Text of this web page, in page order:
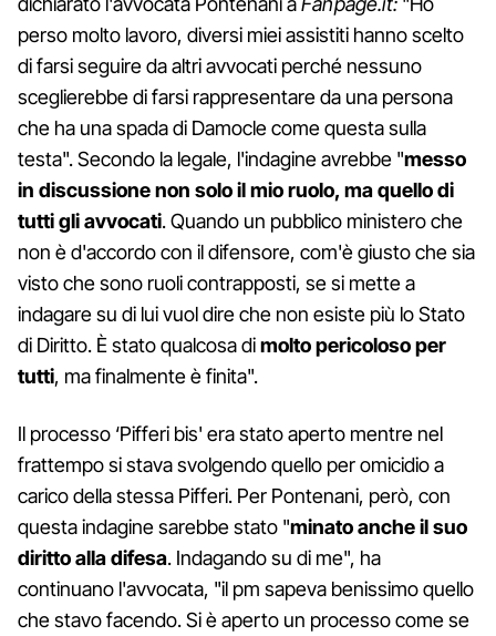
perso molto lavoro, diversi miei assistiti hanno scelto
di farsi seguire da altri avvocati perché nessuno
sceglierebbe di farsi rappresentare da una persona
che ha una spada di Damocle come questa sulla
testa". Secondo la legale, l'indagine avrebbe "messo
in discussione non solo il mio ruolo, ma quello di
tutti gli avvocati. Quando un pubblico ministero che
non è d'accordo con il difensore, com'è giusto che sia
visto che sono ruoli contrapposti, se si mette a
indagare su di lui vuol dire che non esiste più lo Stato
di Diritto. È stato qualcosa dimolto pericoloso per
tutti, ma finalmente è finita".
Il processo ‘Pifferi bis' era stato aperto mentre nel
frattempo si stava svolgendo quello per omicidio a
carico della stessa Pifferi. Per Pontenani, però, con
questa indagine sarebbe stato "minato anche il suo
diritto alla difesa. Indagando su di me", ha
continuano l'avvocata, "il pm sapeva benissimo quello
che stavo facendo. Si è aperto un processo come se